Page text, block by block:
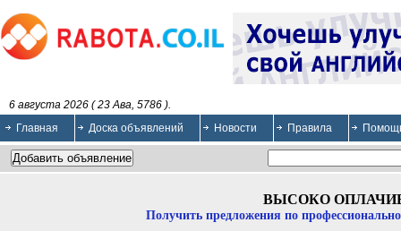
6 августа 2026 ( 23 Ава, 5786 ).
Главная
Доска объявлений Новости Правила
ВЫСОКО
Получить предложения по